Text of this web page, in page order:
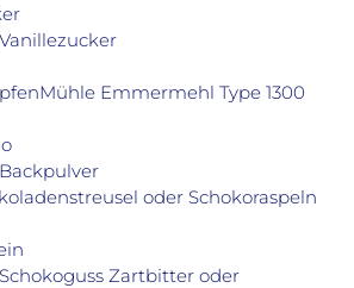
Emmermehl Type 1300
oder Schokoraspeln
Zartbitter oder